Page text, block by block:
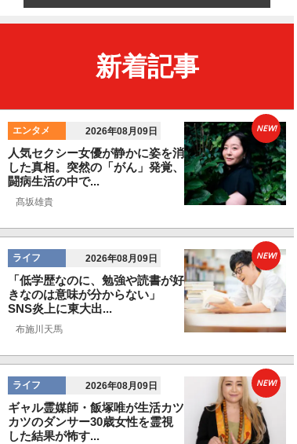
新着記事
エンタメ 2026年08月09日
人気セクシー女優が静かに姿を消
した真相。突然の「がん」発覚、
闘病生活の中で...
髙坂雄貴
NEW!
ライフ 2026年08月09日
「低学歴なのに、勉強や読書が好
きなのは意味が分からない」
SNS炎上に東大出...
布施川天馬
NEW!
ライフ 2026年08月09日
ギャル霊媒師・飯塚唯が生活カツ
カツのダンサー30歳女性を霊視
した結果が怖す...
NEW!